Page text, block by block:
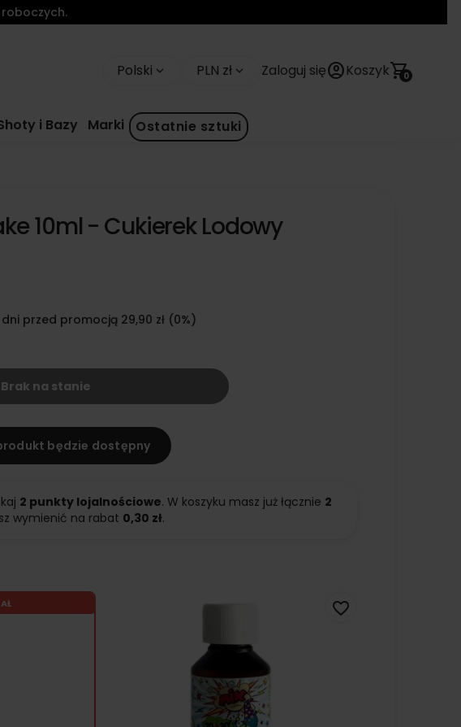
Polski keyboard_arrow_down PLN zł keyboard_arrow_down Zaloguj sięaccount_circleKoszyk 0
shopping_cart
i Bazy Marki Ostatnie sztuki
10ml - Cukierek Lodowy
przed promocją 29,90 zł (0%)
Brak na stanie
będzie dostępny
2 punkty lojalnościowe. W koszyku masz już łącznie 2
wymienić na rabat 0,30 zł.
favorite_border